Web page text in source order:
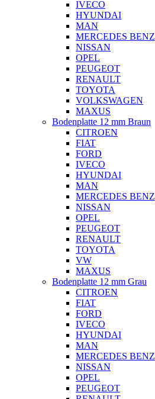
IVECO
HYUNDAI
MAN
MERCEDES BENZ
NISSAN
OPEL
PEUGEOT
RENAULT
TOYOTA
VOLKSWAGEN
MAXUS
Bodenplatte 12 mm Braun
CITROEN
FIAT
FORD
IVECO
HYUNDAI
MAN
MERCEDES BENZ
NISSAN
OPEL
PEUGEOT
RENAULT
TOYOTA
VW
MAXUS
Bodenplatte 12 mm Grau
CITROEN
FIAT
FORD
IVECO
HYUNDAI
MAN
MERCEDES BENZ
NISSAN
OPEL
PEUGEOT